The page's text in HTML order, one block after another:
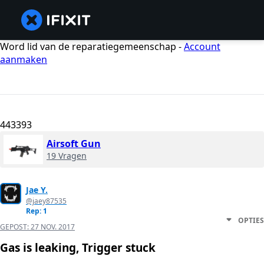
Word lid van de reparatiegemeenschap -Account
aanmaken
443393
Airsoft Gun
19 Vragen
Jae Y.
@jaey87535
Rep: 1
GEPOST:27 NOV. 2017
OPTIES
Gas is leaking, Trigger stuck